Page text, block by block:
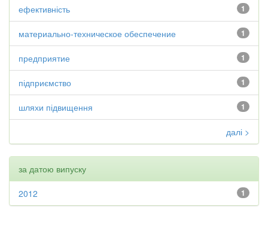
1
ефективність
1
материально-техническое обеспечение
1
предприятие
1
підприємство
1
шляхи підвищення
далі >
за датою випуску
1
2012